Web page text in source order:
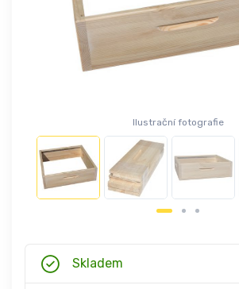
Ilustrační fotografie
Skladem